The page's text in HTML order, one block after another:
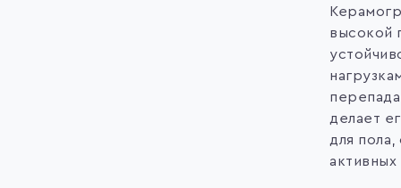
высокой
делает
для пола,
активных